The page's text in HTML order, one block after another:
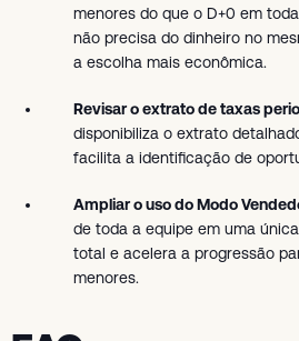
menores do que o D+0 em
não precisa do dinheiro no
a escolha mais econômica.
Revisar o extrato de taxas
disponibiliza o extrato
facilita a identificação de
Ampliar o uso do Modo
de toda a equipe em uma
total e acelera a progressão
menores.